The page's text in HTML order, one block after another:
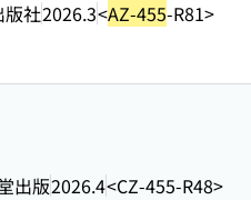
版社2026.3<AZ-455-R81>
出版2026.4<CZ-455-R48>